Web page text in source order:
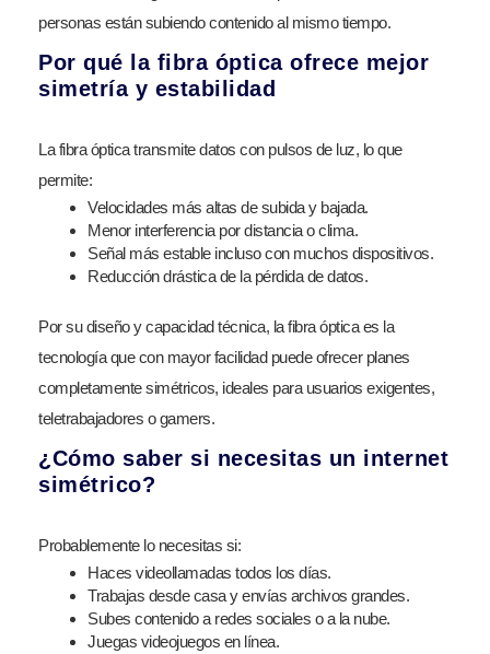
personas están subiendo contenido al mismo tiempo.
Por qué la fibra óptica ofrece mejor
simetría y estabilidad
La fibra óptica transmite datos con pulsos de luz, lo que
permite:
Velocidades más altas de subida y bajada.
Menor interferencia por distancia o clima.
Señal más estable incluso con muchos dispositivos.
Reducción drástica de la pérdida de datos.
Por su diseño y capacidad técnica, la fibra óptica es la
tecnología que con mayor facilidad puede ofrecer planes
completamente simétricos, ideales para usuarios exigentes,
teletrabajadores o gamers.
¿Cómo saber si necesitas un internet
simétrico?
Probablemente lo necesitas si:
Haces videollamadas todos los días.
Trabajas desde casa y envías archivos grandes.
Subes contenido a redes sociales o a la nube.
Juegas videojuegos en línea.